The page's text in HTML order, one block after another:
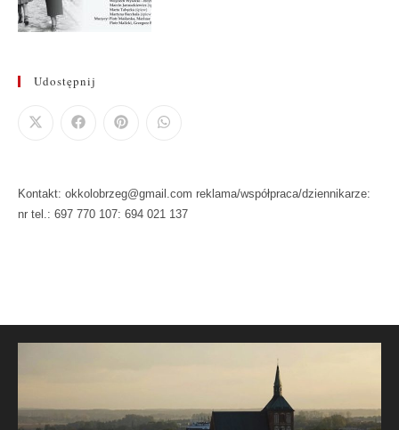
Udostępnij
Kontakt: okkolobrzeg@gmail.com reklama/współpraca/dziennikarze:
nr tel.: 697 770 107: 694 021 137